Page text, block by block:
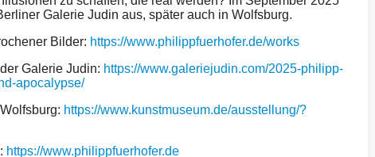
Galerie Judin aus, später auch in Wolfsburg.
Bilder: https://www.philippfuerhofer.de/works
Galerie Judin: https://www.galeriejudin.com/2025-philipp-
apocalypse/
https://www.kunstmuseum.de/ausstellung/?
https://www.philippfuerhofer.de